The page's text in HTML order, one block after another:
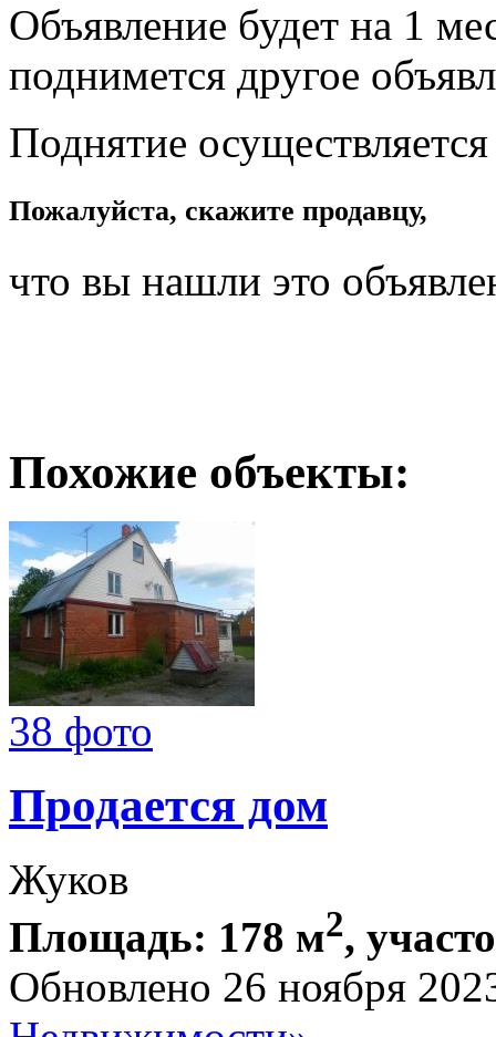
Объявление будет на 1
поднимется другое
Поднятие
Пожалуйста, скажите продавцу,
что вы нашли это
Похожие объекты:
38 фото
Продается дом
Жуков
Площадь: 178 м2,
Обновлено 26 ноября